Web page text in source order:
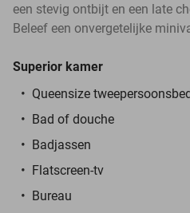
een stevig ontbijt en een late
Beleef een onvergetelijke
Superior kamer
Queensize
Bad of douche
Badjassen
Flatscreen-tv
Bureau